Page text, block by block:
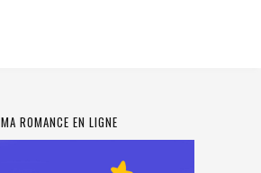
MA ROMANCE EN LIGNE